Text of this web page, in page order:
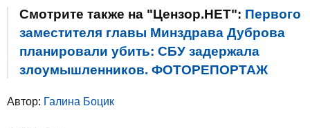
Смотрите также на "Цензор.НЕТ": Первого
заместителя главы Минздрава Дуброва
планировали убить: СБУ задержала
злоумышленников. ФОТОРЕПОРТАЖ
Автор: Галина Боцик